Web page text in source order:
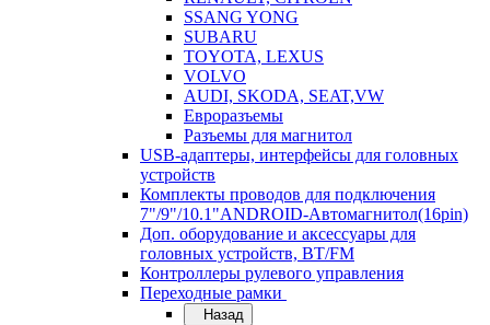
SSANG YONG
SUBARU
TOYOTA, LEXUS
VOLVO
AUDI, SKODA, SEAT,VW
Евроразъемы
Разъемы для магнитол
USB-адаптеры, интерфейсы для головных
устройств
Комплекты проводов для подключения
7"/9"/10.1"ANDROID-Автомагнитол(16pin)
Доп. оборудование и аксессуары для
головных устройств, BT/FM
Контроллеры рулевого управления
Переходные рамки
Назад